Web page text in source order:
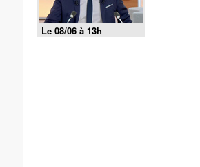
Le 08/06 à 13h